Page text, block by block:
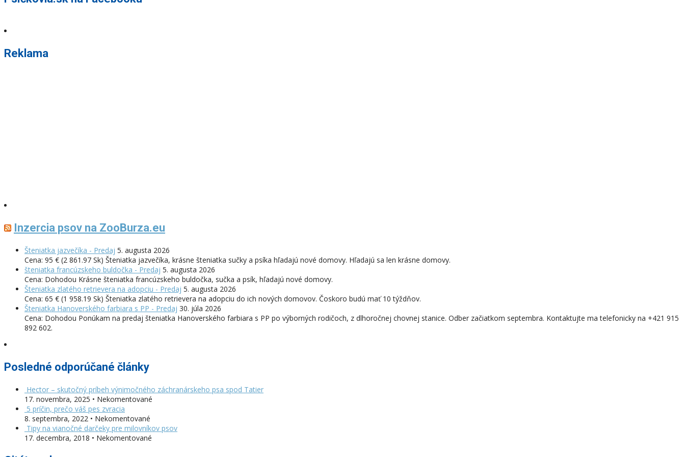
Reklama
Inzercia psov na ZooBurza.eu
Šteniatka jazvečíka - Predaj 5. augusta 2026
Cena: 95 € (2 861.97 Sk) Šteniatka jazvečíka, krásne šteniatka sučky a psíka hľadajú nové domovy. Hľadajú sa len krásne domovy.
šteniatka francúzskeho buldočka - Predaj 5. augusta 2026
Cena: Dohodou Krásne šteniatka francúzskeho buldočka, sučka a psík, hľadajú nové domovy.
Šteniatka zlatého retrievera na adopciu - Predaj 5. augusta 2026
Cena: 65 € (1 958.19 Sk) Šteniatka zlatého retrievera na adopciu do ich nových domovov. Čoskoro budú mať 10 týždňov.
Šteniatka Hanoverského farbiara s PP - Predaj 30. júla 2026
Cena: Dohodou Ponúkam na predaj šteniatka Hanoverského farbiara s PP po výborných rodičoch, z dlhoročnej chovnej stanice. Odber začiatkom septembra. Kontaktujte ma telefonicky na +421 915
892 602.
Posledné odporúčané články
Hector – skutočný príbeh výnimočného záchranárskeho psa spod Tatier
17. novembra, 2025 • Nekomentované
5 príčin, prečo váš pes zvracia
8. septembra, 2022 • Nekomentované
Tipy na vianočné darčeky pre milovníkov psov
17. decembra, 2018 • Nekomentované